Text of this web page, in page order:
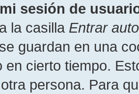
sesión de
la casilla Entrar
guardan en una
en cierto tiempo.
persona. Para